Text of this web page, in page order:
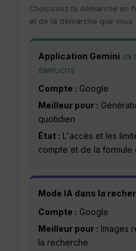
Choisissez la démarche en
et de la démarche que vous
Application Gemini UN
SIMPLICITÉ
Compte : Google
Meilleur pour :
quotidien
État : L'accès et les
compte et de la formule
Mode IA dans la
Compte : Google
Meilleur pour : Images
la recherche